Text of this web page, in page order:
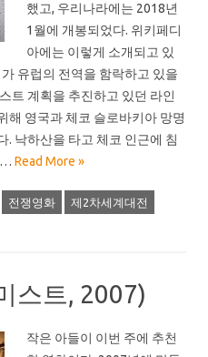
했고, 우리나라에는 2018년
1월에 개봉되었다. 위키페디
아에는 이렇게 소개되고 있
유럽의 전역을 함락하고 있을
트 계획을 추진하고 있던 라인
해 영국과 체코 슬로바키아 망명
. 낙하산을 타고 체코 인근에 침
… Read More »
전쟁영화 제2차세계대전
스트, 2007)
작은 아들이 이번 주에 추천